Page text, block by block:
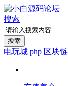
搜索
搜索
电玩城 php 区块链